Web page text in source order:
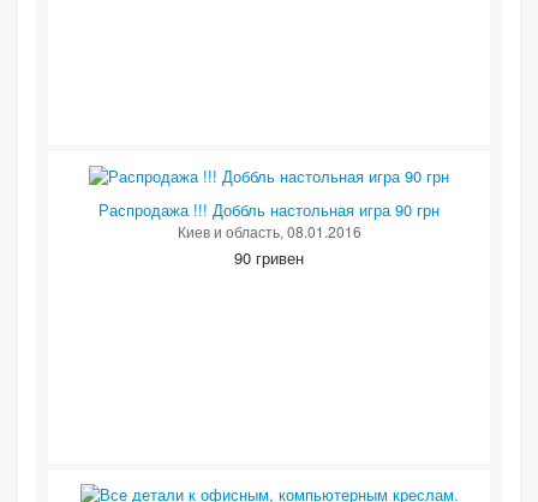
Распродажа !!! Доббль настольная игра 90 грн
Киев и область, 08.01.2016
90 гривен